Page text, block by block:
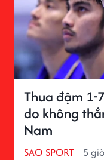
Thua đậm 1-
do không
Nam
SAO SPORT 5